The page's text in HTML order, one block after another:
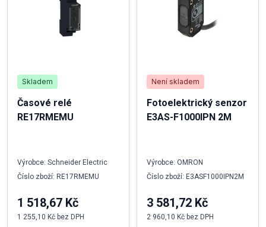
Skladem
Časové relé
RE17RMEMU
Výrobce: Schneider Electric
Číslo zboží: RE17RMEMU
1 518,67 Kč
1 255,10 Kč bez DPH
Není skladem
Fotoelektrický senzor
E3AS-F1000IPN 2M
Výrobce: OMRON
Číslo zboží: E3ASF1000IPN2M
3 581,72 Kč
2 960,10 Kč bez DPH